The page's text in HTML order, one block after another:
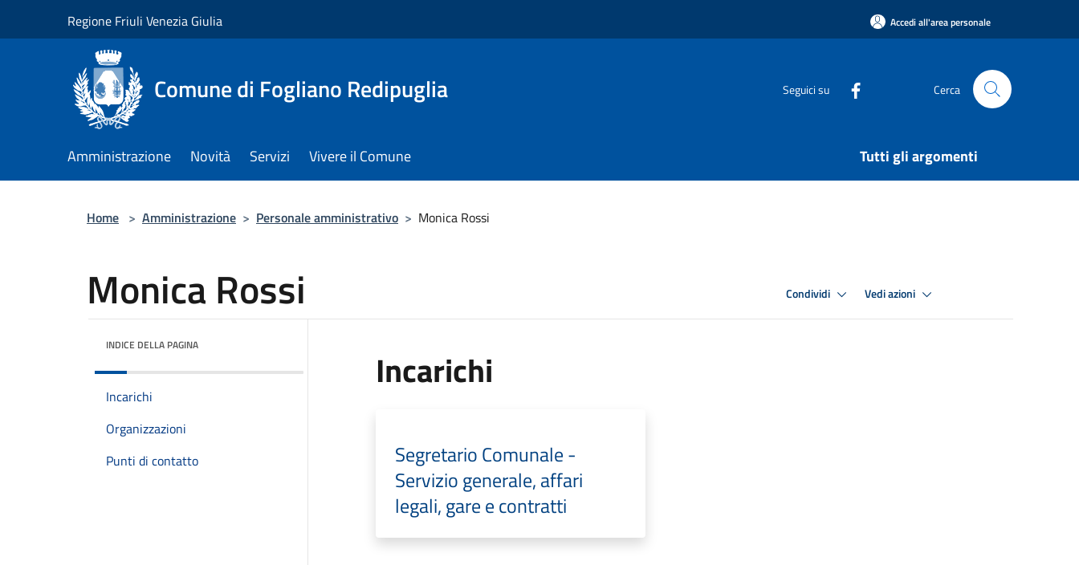
Regione Friuli Venezia Giulia Accedi all'area personale
Comune di Fogliano Redipuglia Seguici su Cerca
Amministrazione Novità Servizi Vivere il Comune Tutti gli argomenti
Home > Amministrazione > Personale amministrativo > Monica Rossi
Monica Rossi Condividi Vedi azioni
INDICE DELLA PAGINA
Incarichi
Organizzazioni
Punti di contatto
Incarichi
Segretario Comunale -
Servizio generale, affari
legali, gare e contratti